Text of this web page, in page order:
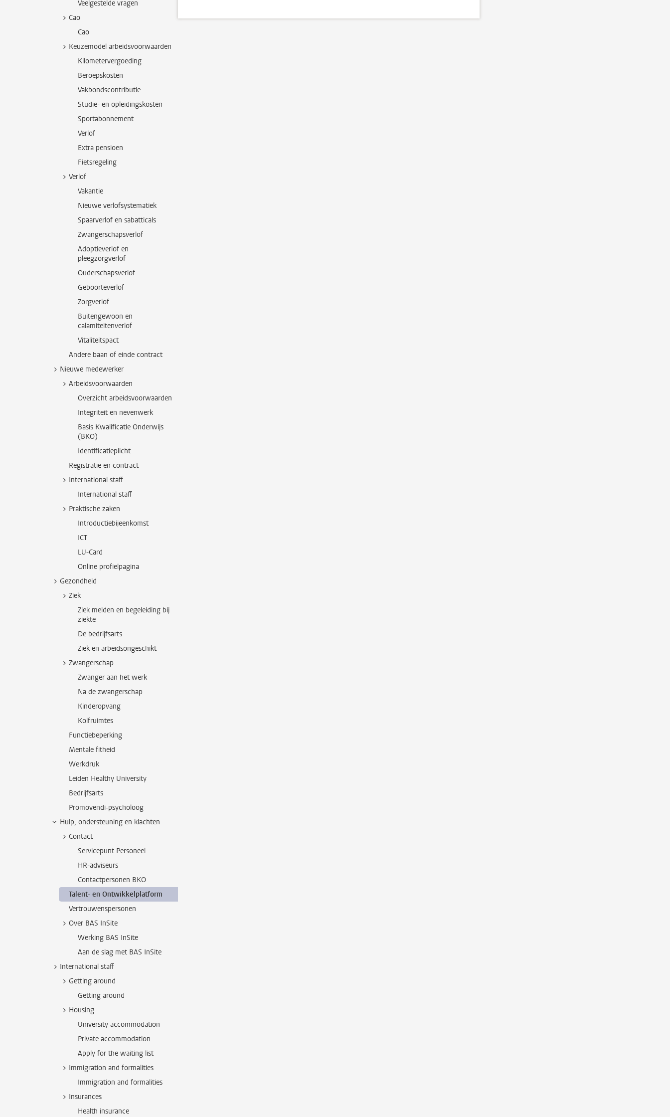
Veelgestelde vragen
Cao
Cao
Keuzemodel arbeidsvoorwaarden
Kilometervergoeding
Beroepskosten
Vakbondscontributie
Studie- en opleidingskosten
Sportabonnement
Verlof
Extra pensioen
Fietsregeling
Verlof
Vakantie
Nieuwe verlofsystematiek
Spaarverlof en sabatticals
Zwangerschapsverlof
Adoptieverlof en
pleegzorgverlof
Ouderschapsverlof
Geboorteverlof
Zorgverlof
Buitengewoon en
calamiteitenverlof
Vitaliteitspact
Andere baan of einde contract
Nieuwe medewerker
Arbeidsvoorwaarden
Overzicht arbeidsvoorwaarden
Integriteit en nevenwerk
Basis Kwalificatie Onderwijs
(BKO)
Identificatieplicht
Registratie en contract
International staff
International staff
Praktische zaken
Introductiebijeenkomst
ICT
LU-Card
Online profielpagina
Gezondheid
Ziek
Ziek melden en begeleiding bij
ziekte
De bedrijfsarts
Ziek en arbeidsongeschikt
Zwangerschap
Zwanger aan het werk
Na de zwangerschap
Kinderopvang
Kolfruimtes
Functiebeperking
Mentale fitheid
Werkdruk
Leiden Healthy University
Bedrijfsarts
Promovendi-psycholoog
Hulp, ondersteuning en klachten
Contact
Servicepunt Personeel
HR-adviseurs
Contactpersonen BKO
Talent- en Ontwikkelplatform
Vertrouwenspersonen
Over BAS InSite
Werking BAS InSite
Aan de slag met BAS InSite
International staff
Getting around
Getting around
Housing
University accommodation
Private accommodation
Apply for the waiting list
Immigration and formalities
Immigration and formalities
Insurances
Health insurance